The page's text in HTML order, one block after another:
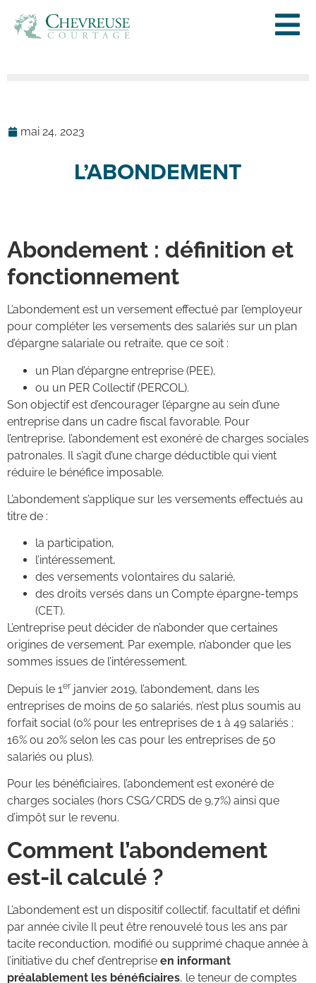
mai 24, 2023
L’ABONDEMENT
Abondement : définition et
fonctionnement
L’abondement est un versement effectué par l’employeur
pour compléter les versements des salariés sur un plan
d’épargne salariale ou retraite, que ce soit :
un Plan d’épargne entreprise (PEE),
ou un PER Collectif (PERCOL).
Son objectif est d’encourager l’épargne au sein d’une
entreprise dans un cadre fiscal favorable. Pour
l’entreprise, l’abondement est exonéré de charges sociales
patronales. Il s’agit d’une charge déductible qui vient
réduire le bénéfice imposable.
L’abondement s’applique sur les versements effectués au
titre de :
la participation,
l’intéressement,
des versements volontaires du salarié,
des droits versés dans un Compte épargne-temps
(CET).
L’entreprise peut décider de n’abonder que certaines
origines de versement. Par exemple, n’abonder que les
sommes issues de l’intéressement.
Depuis le 1er janvier 2019, l’abondement, dans les
entreprises de moins de 50 salariés, n’est plus soumis au
forfait social (0% pour les entreprises de 1 à 49 salariés ;
16% ou 20% selon les cas pour les entreprises de 50
salariés ou plus).
Pour les bénéficiaires, l’abondement est exonéré de
charges sociales (hors CSG/CRDS de 9,7%) ainsi que
d’impôt sur le revenu.
Comment l’abondement
est-il calculé ?
L’abondement est un dispositif collectif, facultatif et défini
par année civile Il peut être renouvelé tous les ans par
tacite reconduction, modifié ou supprimé chaque année à
l’initiative du chef d’entreprise en informant
préalablement les bénéficiaires, le teneur de comptes